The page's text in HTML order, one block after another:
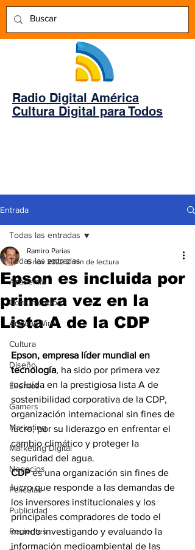
Radio Digital América
Cultura Digital para Todos
Entrada
Todas las entradas
Academia
Comunicación
AndeanWire
Cultura
Diseño
Eventos
Gamers
Marketing
Marketing Digital
Negocios
Películas
Publicidad
Recientes
Todas las entradas
Epson es incluida por
primera vez en la
Lista A de la CDP
Ramiro Parias
6 nov 2022 2 min de lectura
Epson, empresa líder mundial en
tecnología, ha sido por primera vez
incluida en la prestigiosa lista A de
sostenibilidad corporativa de la CDP,
organización internacional sin fines de
lucro, por su liderazgo en enfrentar el
cambio climático y proteger la
seguridad del agua.
CDP es una organización sin fines de
lucro que responde a las demandas de
los inversores institucionales y los
principales compradores de todo el
mundo investigando y evaluando la
información medioambiental de las